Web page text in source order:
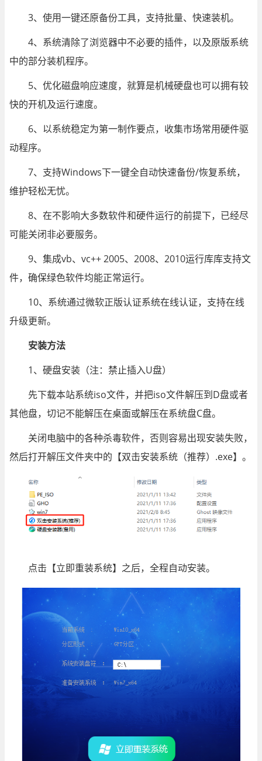
3、使用一键还原备份工具，支持批量、快速装机。
4、系统清除了浏览器中不必要的插件，以及原版系统
中的部分装机程序。
5、优化磁盘响应速度，就算是机械硬盘也可以拥有较
快的开机及运行速度。
6、以系统稳定为第一制作要点，收集市场常用硬件驱
动程序。
7、支持Windows下一键全自动快速备份/恢复系统，
维护轻松无忧。
8、在不影响大多数软件和硬件运行的前提下，已经尽
可能关闭非必要服务。
9、集成vb、vc++ 2005、2008、2010运行库库支持文
件，确保绿色软件均能正常运行。
10、系统通过微软正版认证系统在线认证，支持在线
升级更新。
安装方法
1、硬盘安装（注：禁止插入U盘）
先下载本站系统iso文件，并把iso文件解压到D盘或者
其他盘，切记不能解压在桌面或解压在系统盘C盘。
关闭电脑中的各种杀毒软件，否则容易出现安装失败，
然后打开解压文件夹中的【双击安装系统（推荐）.exe】。
点击【立即重装系统】之后，全程自动安装。